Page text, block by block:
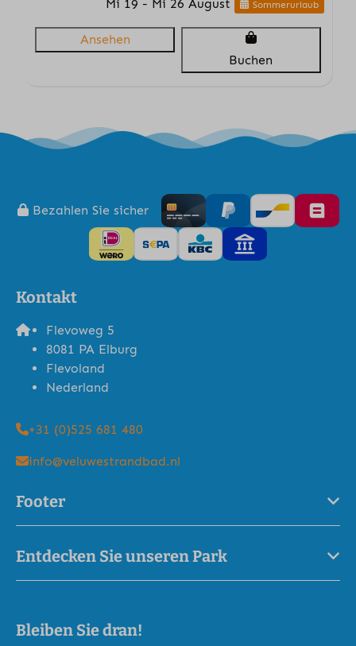
Mi 19 - Mi 26 August Sommerurlaub
Ansehen
Buchen
Bezahlen Sie sicher
Kontakt
Flevoweg 5
8081 PA Elburg
Flevoland
Nederland
+31 (0)525 681 480
info@veluwestrandbad.nl
Footer
Entdecken Sie unseren Park
Bleiben Sie dran!